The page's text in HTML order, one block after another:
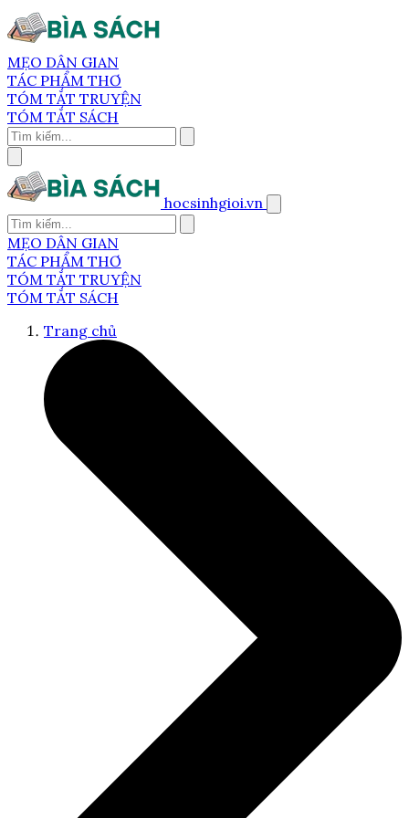
MẸO DÂN GIAN
TÁC PHẨM THƠ
TÓM TẮT TRUYỆN
TÓM TẮT SÁCH
hocsinhgioi.vn
MẸO DÂN GIAN
TÁC PHẨM THƠ
TÓM TẮT TRUYỆN
TÓM TẮT SÁCH
Trang chủ